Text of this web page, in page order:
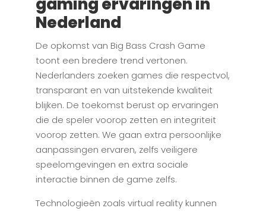
Nederland
De opkomst van Big Bass Crash Game
toont een bredere trend vertonen.
Nederlanders zoeken games die respectvol,
transparant en van uitstekende kwaliteit
blijken. De toekomst berust op ervaringen
die de speler voorop zetten en integriteit
voorop zetten. We gaan extra persoonlijke
aanpassingen ervaren, zelfs veiligere
speelomgevingen en extra sociale
interactie binnen de game zelfs.
Technologieën zoals virtual reality kunnen